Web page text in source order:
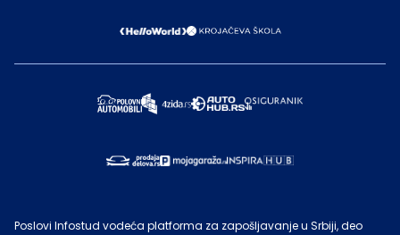
Poslovi Infostud vodeća platforma za zapošljavanje u Srbiji, deo